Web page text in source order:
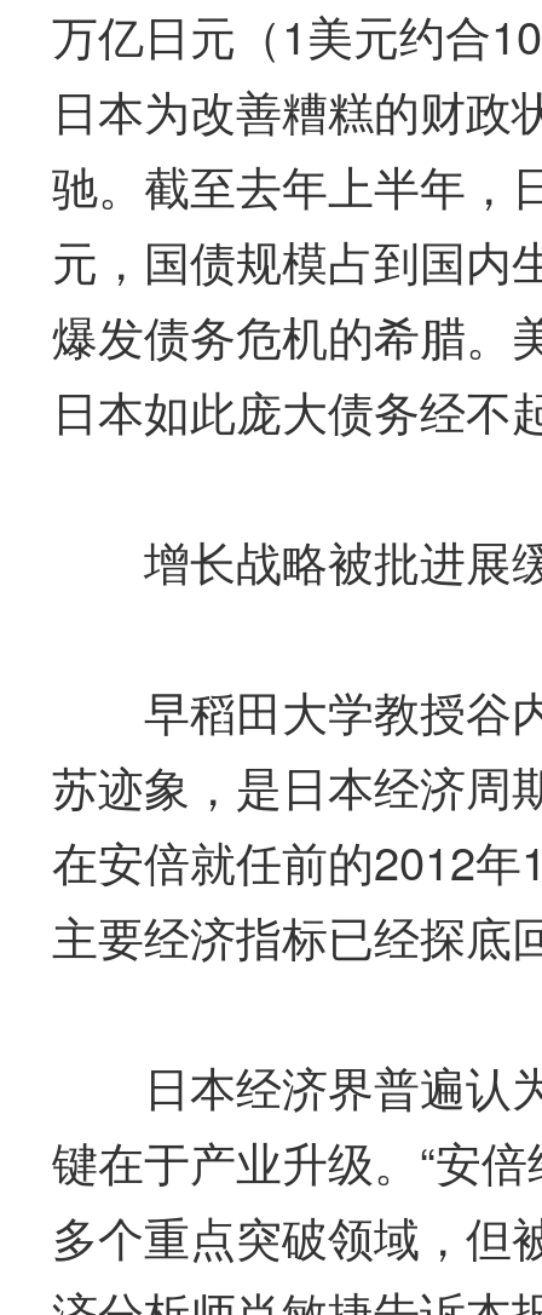
万亿日元（1美元约合
日本为改善糟糕的财政
驰。截至去年上半年，
元，国债规模占到国内
爆发债务危机的希腊。
日本如此庞大债务经不
增长战略被批进展
早稻田大学教授谷
苏迹象，是日本经济周
在安倍就任前的2012
主要经济指标已经探底
日本经济界普遍认
键在于产业升级。“安
多个重点突破领域，但